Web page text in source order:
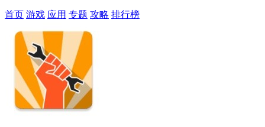
首页 游戏 应用 专题 攻略 排行榜